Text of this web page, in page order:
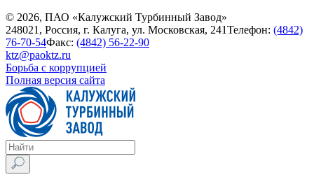
© 2026, ПАО «Калужский Турбинный Завод»
248021, Россия, г. Калуга, ул. Московская, 241Телефон: (4842)
76-70-54Факс: (4842) 56-22-90
ktz@paoktz.ru
Борьба с коррупцией
Полная версия сайта